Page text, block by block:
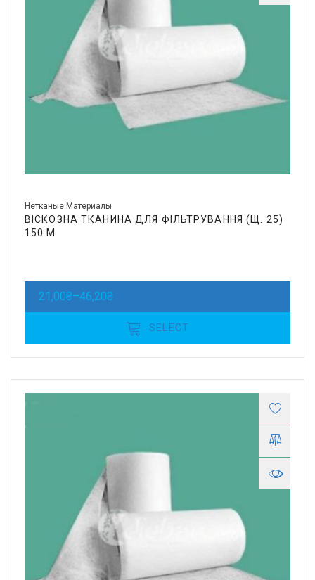
Нетканые Материалы
ВІСКОЗНА ТКАНИНА ДЛЯ ФІЛЬТРУВАННЯ (Щ. 25)
150 М
21,00₴–46,20₴
SELECT